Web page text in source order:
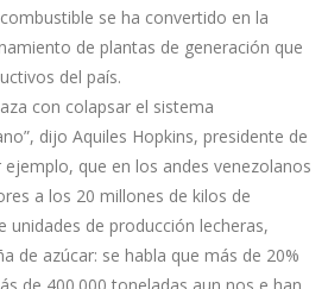
se ha convertido en la
de plantas de generación que
del país.
con colapsar el sistema
dijo Aquiles Hopkins, presidente de
que en los andes venezolanos
a los 20 millones de kilos de
unidades de producción lecheras,
de azúcar: se habla que más de 20%
de 400.000 toneladas aun nos e han